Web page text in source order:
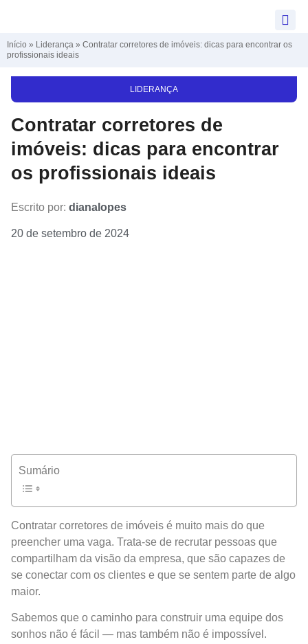
Início » Liderança » Contratar corretores de imóveis: dicas para encontrar os
profissionais ideais
LIDERANÇA
Contratar corretores de
imóveis: dicas para encontrar
os profissionais ideais
Escrito por: dianalopes
20 de setembro de 2024
Sumário
Contratar corretores de imóveis é muito mais do que
preencher uma vaga. Trata-se de recrutar pessoas que
compartilham da visão da empresa, que são capazes de
se conectar com os clientes e que se sentem parte de algo
maior.
Sabemos que o caminho para construir uma equipe dos
sonhos não é fácil — mas também não é impossível.